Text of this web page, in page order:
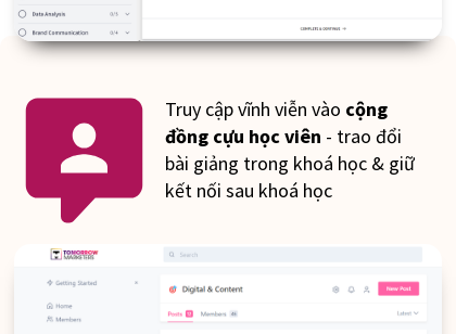
Truy cập vĩnh viễn vào cộng
đồng cựu học viên - trao đổi
bài giảng trong khoá học & giữ
kết nối sau khoá học